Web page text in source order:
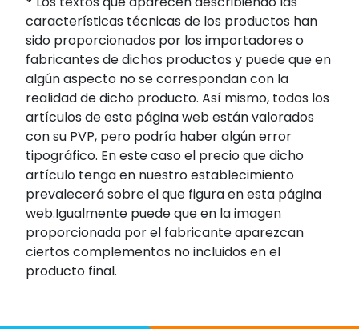
características técnicas de los productos han
sido proporcionados por los importadores o
fabricantes de dichos productos y puede que en
algún aspecto no se correspondan con la
realidad de dicho producto. Así mismo, todos los
artículos de esta página web están valorados
con su PVP, pero podría haber algún error
tipográfico. En este caso el precio que dicho
artículo tenga en nuestro establecimiento
prevalecerá sobre el que figura en esta página
web.Igualmente puede que en la imagen
proporcionada por el fabricante aparezcan
ciertos complementos no incluidos en el
producto final.